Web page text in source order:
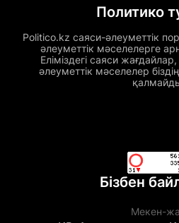
Политико
Politico.kz саяси-әлеуметтік
әлеуметтік мәселелерге
Еліміздегі саяси
әлеуметтік мәселелер
Бізбен
Мекен-